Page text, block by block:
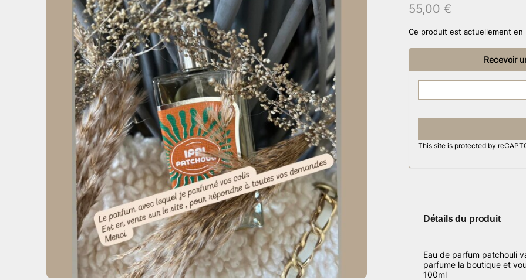
55,00 €
Ce produit est actuellement en
Recevoir
This site is protected by
Détails du produit
Eau de parfum patchouli
parfume la boutique et
100ml